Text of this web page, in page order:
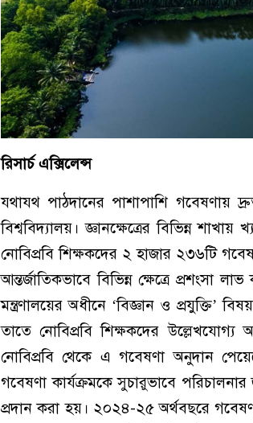
রিসার্চ এক্সিলেন্স
যথাযথ পাঠদানের পাশাপাশি গবেষণায়
বিশ্ববিদ্যালয়। জ্ঞানক্ষেত্রের বিভিন্ন
নোবিপ্রবি শিক্ষকদের ২ হাজার ২৩৬টি
আন্তর্জাতিকভাবে বিভিন্ন ক্ষেত্রে প্রশংসা
মন্ত্রণালয়ের অধীনে ‘বিজ্ঞান ও প্রযুক্তি’
তাতে নোবিপ্রবি শিক্ষকদের
নোবিপ্রবি থেকে এ গবেষণা অনুদান
গবেষণা কার্যক্রমকে সুচারুভাবে
প্রদান করা হয়। ২০২৪-২৫ অর্থবছরে